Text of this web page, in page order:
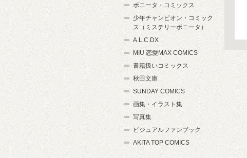
ボニータ・コミックス
少年チャンピオン・コミック
ス（ミステリーボニータ）
A.L.C.DX
MIU 恋愛MAX COMICS
書籍扱いコミックス
秋田文庫
SUNDAY COMICS
画集・イラスト集
写真集
ビジュアルファンブック
AKITA TOP COMICS